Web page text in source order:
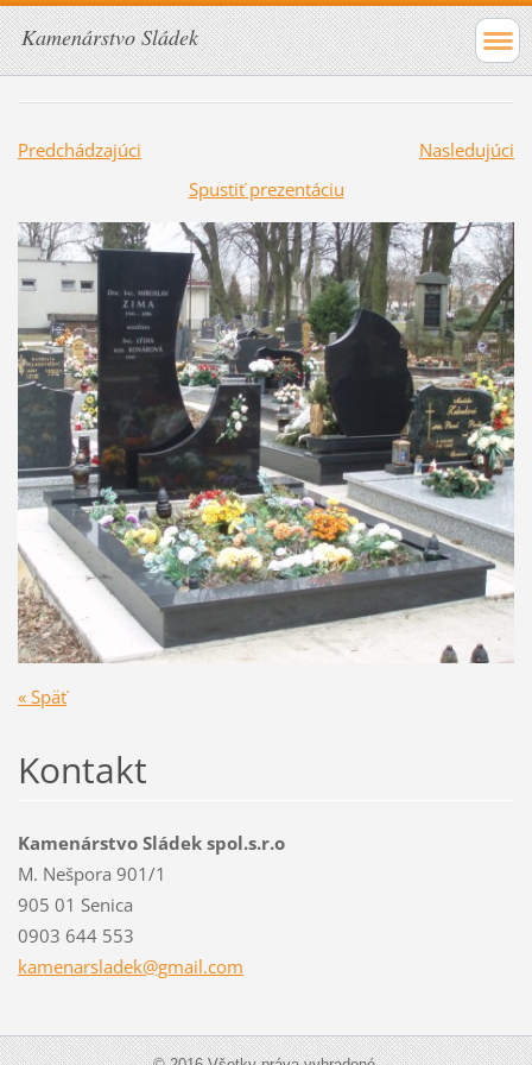
Kamenárstvo Sládek
Predchádzajúci
Nasledujúci
Spustiť prezentáciu
« Späť
Kontakt
Kamenárstvo Sládek spol.s.r.o
M. Nešpora 901/1
905 01 Senica
0903 644 553
kamenarsladek@gmail.com